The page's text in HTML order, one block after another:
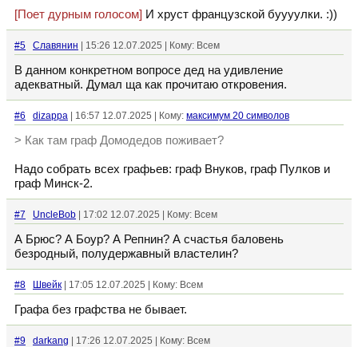
[Поет дурным голосом] И хруст французской буууулки. :))
#5 Славянин | 15:26 12.07.2025 | Кому: Всем
В данном конкретном вопросе дед на удивление
адекватный. Думал ща как прочитаю откровения.
#6 dizappa | 16:57 12.07.2025 | Кому: максимум 20 символов
> Как там граф Домодедов поживает?
Надо собрать всех графьев: граф Внуков, граф Пулков и
граф Минск-2.
#7 UncleBob | 17:02 12.07.2025 | Кому: Всем
А Брюс? А Боур? А Репнин? А счастья баловень
безродный, полудержавный властелин?
#8 Швейк | 17:05 12.07.2025 | Кому: Всем
Графа без графства не бывает.
#9 darkang | 17:26 12.07.2025 | Кому: Всем